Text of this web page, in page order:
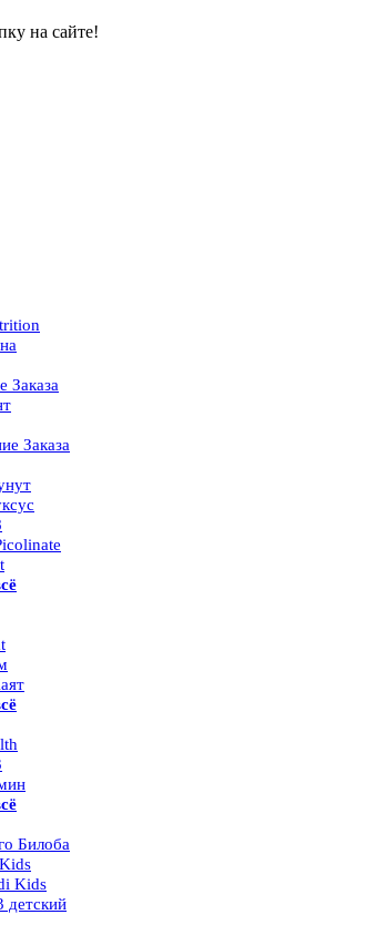
на сайте!
Заказа
Заказа
Билоба
Kids
детский